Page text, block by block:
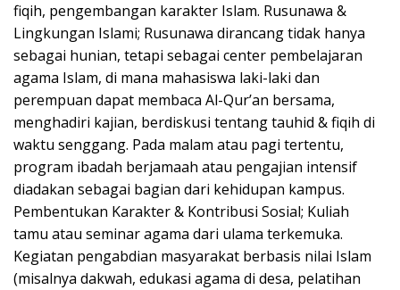
fiqih, pengembangan karakter Islam. Rusunawa &
Lingkungan Islami; Rusunawa dirancang tidak hanya
sebagai hunian, tetapi sebagai center pembelajaran
agama Islam, di mana mahasiswa laki-laki dan
perempuan dapat membaca Al-Qur’an bersama,
menghadiri kajian, berdiskusi tentang tauhid & fiqih di
waktu senggang. Pada malam atau pagi tertentu,
program ibadah berjamaah atau pengajian intensif
diadakan sebagai bagian dari kehidupan kampus.
Pembentukan Karakter & Kontribusi Sosial; Kuliah
tamu atau seminar agama dari ulama terkemuka.
Kegiatan pengabdian masyarakat berbasis nilai Islam
(misalnya dakwah, edukasi agama di desa, pelatihan